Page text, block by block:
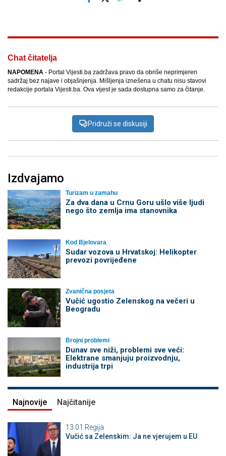
Chat čitatelja
NAPOMENA - Portal Vijesti.ba zadržava pravo da obriše neprimjeren
sadržaj bez najave i objašnjenja. Mišljenja iznešena u chatu nisu stavovi
redakcije portala Vijesti.ba. Ova vijest je sada dostupna samo za čitanje.
Pridruži se diskusiji
Izdvajamo
Turizam u zamahu
Za dva dana u Crnu Goru ušlo više ljudi
nego što zemlja ima stanovnika
Kod Bjelovara
Sudar vozova u Hrvatskoj: Helikopter
prevozi povrijeđene
Zvanična posjeta
Vučić ugostio Zelenskog na večeri u
Beogradu
Brojni problemi
Dunav sve niži, problemi sve veći:
Elektrane smanjuju proizvodnju,
industrija trpi
Najnovije Najčitanije
13:01 Regija
Vučić sa Zelenskim: Ja ne vjerujem u EU